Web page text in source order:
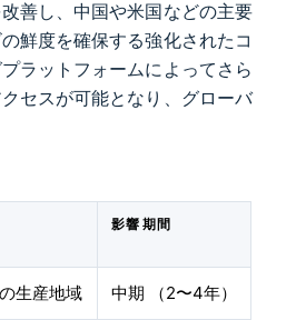
善し、中国や米国などの主要
鮮度を確保する強化されたコ
ラットフォームによってさら
セスが可能となり、グローバ
影響 期間
生産地域 中期 （2〜4年）